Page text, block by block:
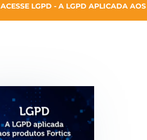
ACESSE LGPD - A LGPD APLICADA